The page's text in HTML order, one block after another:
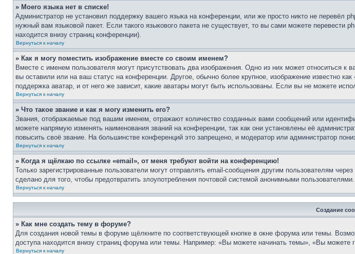
» Моего языка нет в списке!
Администратор не установил поддержку вашего языка на конференции, или же просто никто не перевёл
нужный вам языковой пакет. Если такого языкового пакета не существует, то вы сами можете
находится внизу страниц конференции).
Вернуться к началу
» Как я могу поместить изображение вместе со своим именем?
Вместе с именем пользователя могут присутствовать два изображения. Одно из них может относиться
вы оставили или на ваш статус на конференции. Другое, обычно более крупное, изображение известно
поддержка аватар, и от него же зависит, какие аватары могут быть использованы. Если вы не можете
Вернуться к началу
» Что такое звание и как я могу изменить его?
Звания, отображаемые под вашим именем, отражают количество созданных вами сообщений или
можете напрямую изменять наименования званий на конференции, так как они установлены её
повысить своё звание. На большинстве конференций это запрещено, и модератор или администратор
Вернуться к началу
» Когда я щёлкаю по ссылке «email», от меня требуют войти на конференцию!
Только зарегистрированные пользователи могут отправлять email-сообщения другим пользователям
сделано для того, чтобы предотвратить злоупотребления почтовой системой анонимными пользователями.
Вернуться к началу
Создание
» Как мне создать тему в форуме?
Для создания новой темы в форуме щёлкните по соответствующей кнопке в окне форума или темы.
доступа находится внизу страниц форума или темы. Например: «Вы можете начинать темы», «Вы можете
Вернуться к началу